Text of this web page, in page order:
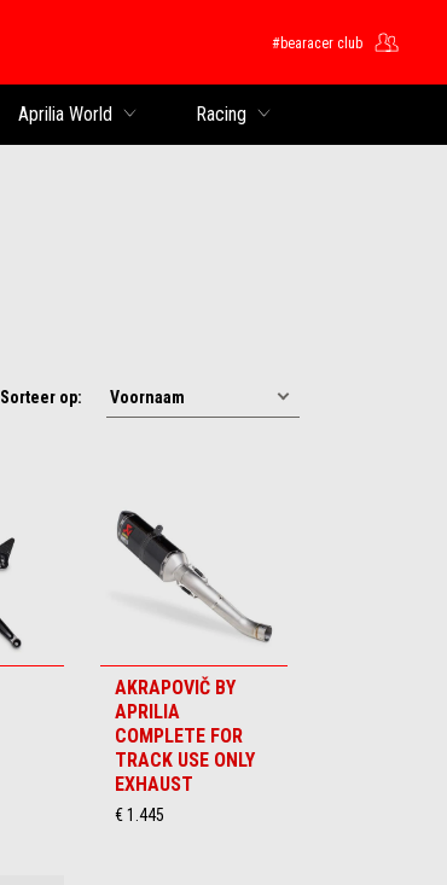
#bearacer club
Aprilia World Racing
Sorteer op:
AKRAPOVIČ BY
APRILIA
COMPLETE FOR
TRACK USE ONLY
EXHAUST
€ 1.445